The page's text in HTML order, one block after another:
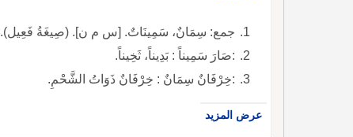
جمع: سِمَانٌ، سَمِينَاتٌ. [س م ن]. (صِيغَةُ فَعِيل).
:صَارَ سَمِيناً : بَدِيناً، ثَخِيناً.
:خِرْفَانٌ سِمَانٌ : خِرْفَانٌ ذَوَاتُ الشَّحْمِ.
عرض المزيد